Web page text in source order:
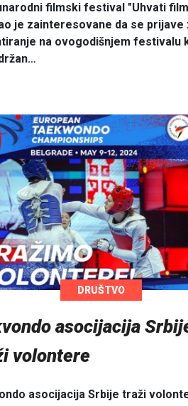
filmski festival "Uhvati
je zainteresovane da se prijave
na ovogodišnjem festivalu
DRUŠTVO
asocijacija
volontere
asocijacija Srbije traži